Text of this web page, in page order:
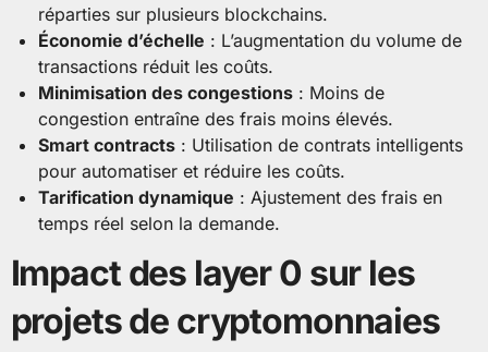
réparties sur plusieurs blockchains.
Économie d’échelle : L’augmentation du volume de
transactions réduit les coûts.
Minimisation des congestions : Moins de
congestion entraîne des frais moins élevés.
Smart contracts : Utilisation de contrats intelligents
pour automatiser et réduire les coûts.
Tarification dynamique : Ajustement des frais en
temps réel selon la demande.
Impact des layer 0 sur les
projets de cryptomonnaies